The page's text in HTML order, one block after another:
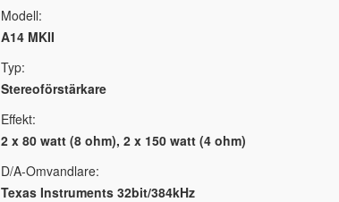
Modell:
A14 MKII
Typ:
Stereoförstärkare
Effekt:
2 x 80 watt (8 ohm), 2 x 150 watt (4 ohm)
D/A-Omvandlare:
Texas Instruments 32bit/384kHz